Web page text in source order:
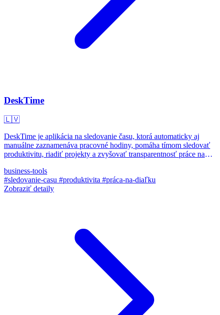
DeskTime
🇱🇻
DeskTime je aplikácia na sledovanie času, ktorá automaticky aj
manuálne zaznamenáva pracovné hodiny, pomáha tímom sledovať
produktivitu, riadiť projekty a zvyšovať transparentnosť práce na
business-tools
#sledovanie-casu #produktivita #práca-na-diaľku
Zobraziť detaily